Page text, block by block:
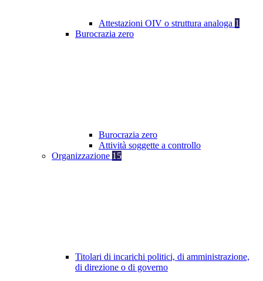
Attestazioni OIV o struttura analoga 1
Burocrazia zero
Burocrazia zero
Attività soggette a controllo
Organizzazione 15
Titolari di incarichi politici, di amministrazione,
di direzione o di governo